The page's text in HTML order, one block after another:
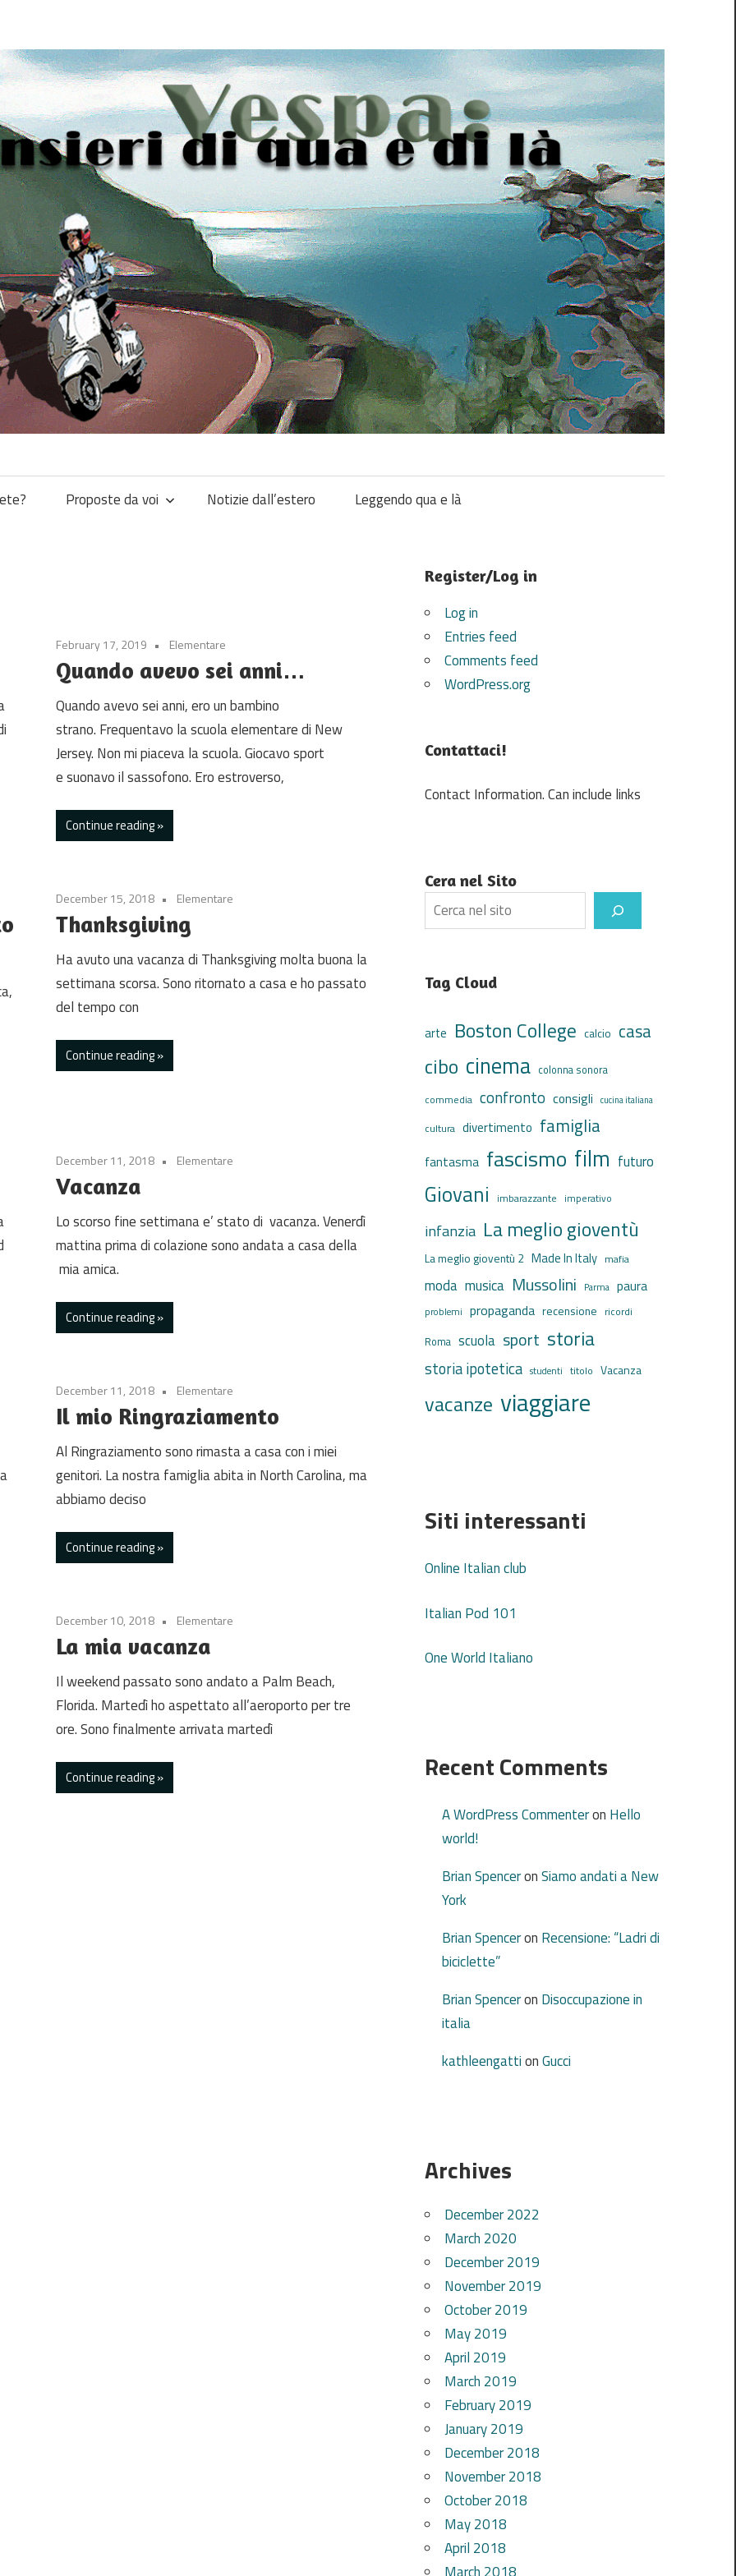
Proposte da voi Notizie dall’estero Leggendo qua e là
February 17, 2019 Elementare
Quando avevo sei anni…
Quando avevo sei anni, ero un bambino
strano. Frequentavo la scuola elementare di New
Jersey. Non mi piaceva la scuola. Giocavo sport
e suonavo il sassofono. Ero estroverso,
Continue reading
December 15, 2018 Elementare
Thanksgiving
Ha avuto una vacanza di Thanksgiving molta buona la
settimana scorsa. Sono ritornato a casa e ho passato
del tempo con
Continue reading
December 11, 2018 Elementare
Vacanza
Lo scorso fine settimana e’ stato di vacanza. Venerdì
mattina prima di colazione sono andata a casa della
mia amica.
Continue reading
December 11, 2018 Elementare
Il mio Ringraziamento
Al Ringraziamento sono rimasta a casa con i miei
genitori. La nostra famiglia abita in North Carolina, ma
abbiamo deciso
Continue reading
December 10, 2018 Elementare
La mia vacanza
Il weekend passato sono andato a Palm Beach,
Florida. Martedì ho aspettato all’aeroporto per tre
ore. Sono finalmente arrivata martedì
Continue reading
Register/Log in
Log in
Entries feed
Comments feed
WordPress.org
Contattaci!
Contact Information. Can include links
Cera nel Sito
Search
Tag Cloud
arte Boston College calcio casa
cibo cinema colonna sonora
commedia confronto consigli cucina italiana
cultura divertimento famiglia
fantasma fascismo film futuro
Giovani imbarazzante imperativo
infanzia La meglio gioventù
La meglio gioventù 2 Made In Italy mafia
moda musica Mussolini Parma paura
problemi propaganda recensione ricordi
Roma scuola sport storia
storia ipotetica studenti titolo Vacanza
vacanze viaggiare
Siti interessanti
Online Italian club
Italian Pod 101
One World Italiano
Recent Comments
A WordPress Commenteron Hello
world!
Brian SpenceronSiamo andati a New
York
Brian Spenceron Recensione: “Ladri di
biciclette”
Brian Spenceron Disoccupazione in
italia
kathleengattionGucci
Archives
December 2022
March 2020
December 2019
November 2019
October 2019
May 2019
April 2019
March 2019
February 2019
January 2019
December 2018
November 2018
October 2018
May 2018
April 2018
March 2018